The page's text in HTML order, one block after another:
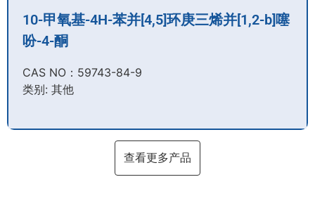
10-甲氧基-4H-苯并[4,5]环庚三烯并[1,2-b]噻
吩-4-酮
CAS NO：59743-84-9​
类别: 其他
查看更多产品